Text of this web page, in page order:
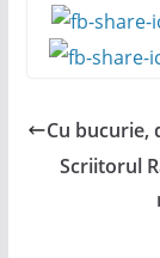
Cu bucurie,
Scriitorul